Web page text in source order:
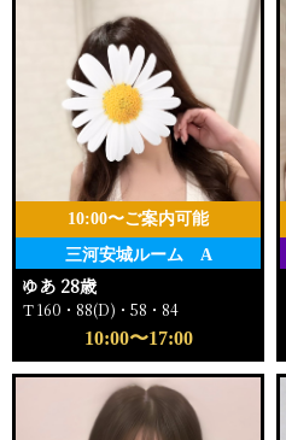
三河安城ルーム A
10:00〜ご案内可能
ゆあ 28歳
Ｔ160・88(D)・58・84
10:00〜17:00